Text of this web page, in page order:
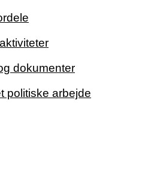
dokumenter
politiske arbejde